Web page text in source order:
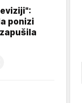
ponizi